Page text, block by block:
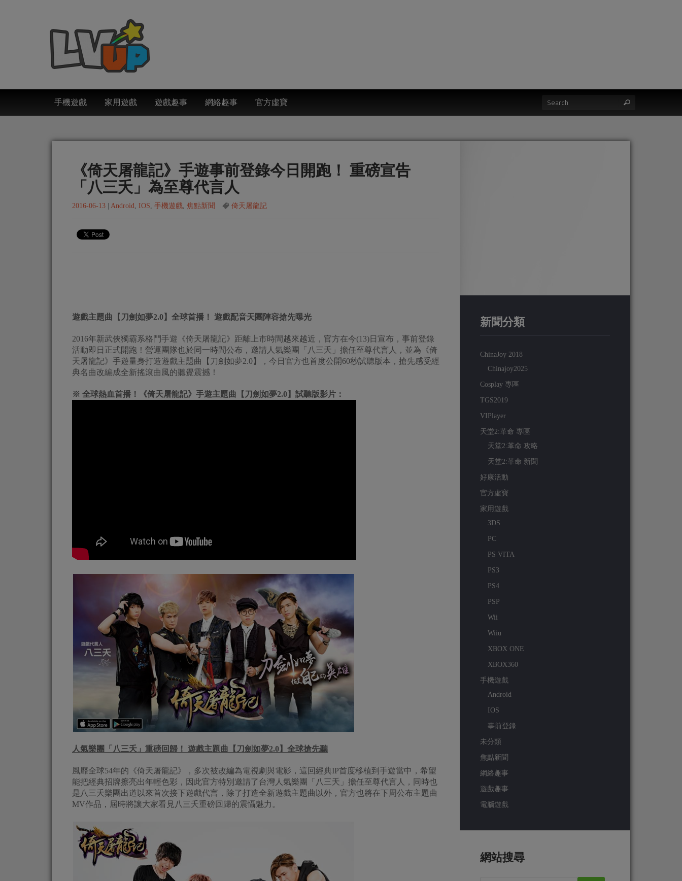
手機遊戲 家用遊戲 遊戲趣事 網絡趣事 官方虛寶
《倚天屠龍記》手遊事前登錄今日開跑！ 重磅宣告
「八三夭」為至尊代言人
2016-06-13 Android, IOS, 手機遊戲, 焦點新聞 倚天屠龍記
遊戲主題曲【刀劍如夢2.0】全球首播！ 遊戲配音天團陣容搶先曝光
2016年新武俠獨霸系格鬥手遊《倚天屠龍記》距離上市時間越來越近，官方在今(13)日宣布，事前登錄
活動即日正式開跑！營運團隊也於同一時間公布，邀請人氣樂團「八三夭」擔任至尊代言人，並為《倚
天屠龍記》手遊量身打造遊戲主題曲【刀劍如夢2.0】，今日官方也首度公開60秒試聽版本，搶先感受經
典名曲改編成全新搖滾曲風的聽覺震撼！
※ 全球熱血首播！《倚天屠龍記》手遊主題曲【刀劍如夢2.0】試聽版影片：
人氣樂團「八三夭」重磅回歸！ 遊戲主題曲【刀劍如夢2.0】全球搶先聽
風靡全球54年的《倚天屠龍記》，多次被改編為電視劇與電影，這回經典IP首度移植到手遊當中，希望
能把經典招牌擦亮出年輕色彩，因此官方特別邀請了台灣人氣樂團「八三夭」擔任至尊代言人，同時也
是八三夭樂團出道以來首次接下遊戲代言，除了打造全新遊戲主題曲以外，官方也將在下周公布主題曲
MV作品，屆時將讓大家看見八三夭重磅回歸的震懾魅力。
新聞分類
ChinaJoy 2018
Chinajoy2025
Cosplay 專區
TGS2019
VIPlayer
天堂2:革命 專區
天堂2:革命 攻略
天堂2:革命 新聞
好康活動
官方虛寶
家用遊戲
3DS
PC
PS VITA
PS3
PS4
PSP
Wii
Wiiu
XBOX ONE
XBOX360
手機遊戲
Android
IOS
事前登錄
未分類
焦點新聞
網絡趣事
遊戲趣事
電腦遊戲
網站搜尋